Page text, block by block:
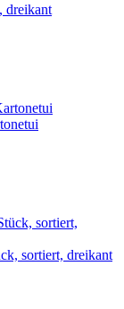
dreikant
sortiert, dreikant